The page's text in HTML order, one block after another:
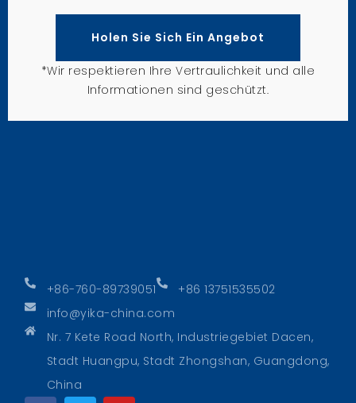
+86-760-89739051
+86 13751535502
info@yika-china.com
Nr. 7 Kete Road North, Industriegebiet Dacen,
Stadt Huangpu, Stadt Zhongshan, Guangdong,
China
Holen Sie Sich Ein Angebot
*Wir respektieren Ihre Vertraulichkeit und alle
Informationen sind geschützt.